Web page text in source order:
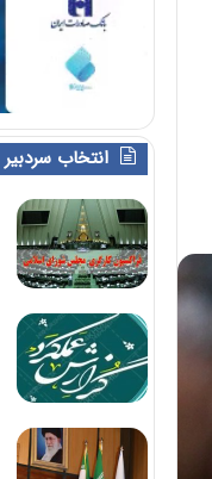
انتخاب سردبیر